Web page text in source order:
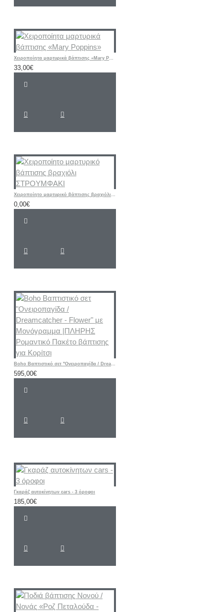
Χειροποίητα μαρτυρικά βάπτισης «Mary Poppins»
33,00€
Χειροποίητο μαρτυρικό βάπτισης βραχιόλι ΣΤΡΟΥΜΦΑΚΙ
0,00€
Boho Βαπτιστικό σετ "Ονειροπαγίδα / Dreamcatcher - Flower" με Μονόγραμμα |ΠΛΗΡΗΣ Ρομαντικό Πακέτο βάπτισης για Κορίτσι
595,00€
Γκαράζ αυτοκίνητων cars - 3 όροφοι
185,00€